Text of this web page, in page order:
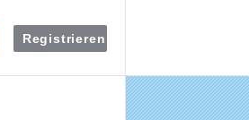
Registrieren